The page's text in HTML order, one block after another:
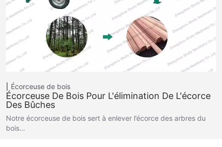
Écorceuse de bois
Écorceuse De Bois Pour L'élimination De L'écorce
Des Bûches
Notre écorceuse de bois sert à enlever l’écorce des arbres du
bois…